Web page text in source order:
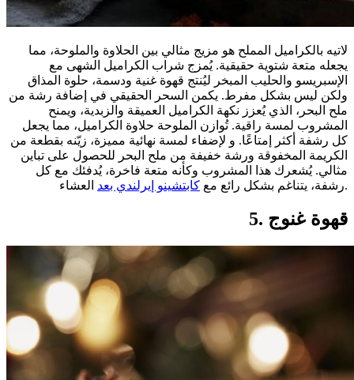
لاتيه بالكراميل المملح هو مزيج مثالي بين الحلاوة والملوحة، مما
يجعله متعة شتوية حقيقية. يُمزج شراب الكراميل الشهى مع
الإسبريسو والحليب المبخر ليُنتج قهوة غنية ودسمة، حلوة المذاق
ولكن ليس بشكل مفرط. يكمن السحر الحقيقي في إضافة رشة من
ملح البحر، الذي يُعزز نكهة الكراميل العميقة والزبدية، ويمنح
المشروب لمسة راقية. تُوازن الملوحة حلاوة الكراميل، مما يجعل
كل رشفة أكثر إمتاعًا. و لإضفاء لمسة نهائية مميزة، زيّنه بقطعة من
الكريمة المخفوقة ورشة خفيفة من ملح البحر للحصول على تباين
مثالي. يُشعرك هذا المشروب وكأنه متعة فاخرة، يُدفئك مع كل
رشفة، يتناغم بشكل رائع مع كابتشينو إيرلندي بعد العشاء.
5. قهوة غنوج